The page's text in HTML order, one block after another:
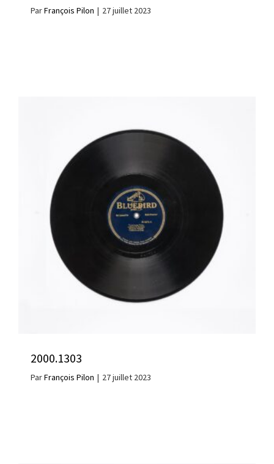
ParFrançois Pilon | 27 juillet 2023
2000.1303
ParFrançois Pilon | 27 juillet 2023